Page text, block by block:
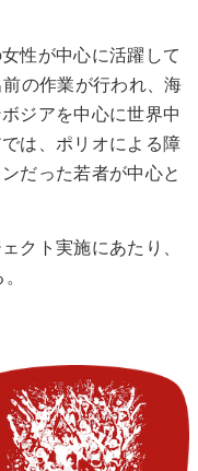
性が中心に活躍して
の作業が行われ、海
ジアを中心に世界中
は、ポリオによる障
だった若者が中心と
クト実施にあたり、